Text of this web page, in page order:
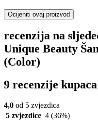
Ocijeniti ovaj proizvod
recenzija na
Unique Beauty
(Color)
9 recenzije
4,0 od 5 zvjezdica
5 zvjezdice 4 (36%)